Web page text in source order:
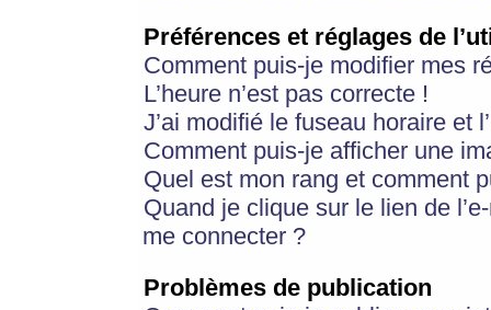
Préférences et réglages de
Comment puis-je modifier mes
L’heure n’est pas correcte !
J’ai modifié le fuseau horaire et
Comment puis-je afficher une
Quel est mon rang et comment
Quand je clique sur le lien de
me connecter ?
Problèmes de publication